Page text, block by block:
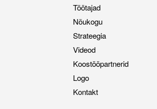
Töötajad
Nõukogu
Strateegia
Videod
Koostööpartnerid
Logo
Kontakt